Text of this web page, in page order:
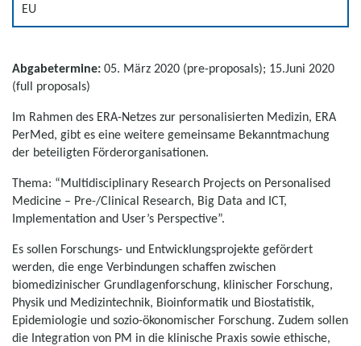
EU
Abgabetermine: 05. März 2020 (pre-proposals); 15.Juni 2020
(full proposals)
Im Rahmen des ERA-Netzes zur personalisierten Medizin, ERA
PerMed, gibt es eine weitere gemeinsame Bekanntmachung
der beteiligten Förderorganisationen.
Thema: “Multidisciplinary Research Projects on Personalised
Medicine – Pre-/Clinical Research, Big Data and ICT,
Implementation and User’s Perspective”.
Es sollen Forschungs- und Entwicklungsprojekte gefördert
werden, die enge Verbindungen schaffen zwischen
biomedizinischer Grundlagenforschung, klinischer Forschung,
Physik und Medizintechnik, Bioinformatik und Biostatistik,
Epidemiologie und sozio-ökonomischer Forschung. Zudem sollen
die Integration von PM in die klinische Praxis sowie ethische,